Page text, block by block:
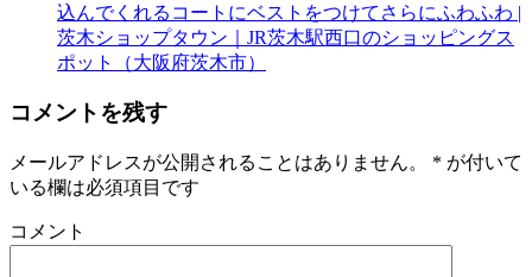
込んでくれるコートにベストをつけてさらにふわふわ |
茨木ショップタウン｜JR茨木駅西口のショッピングス
ポット（大阪府茨木市）
コメントを残す
メールアドレスが公開されることはありません。 * が付いて
いる欄は必須項目です
コメント